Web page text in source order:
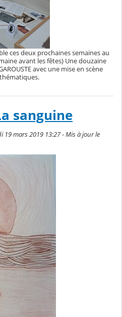
ces deux prochaines semaines au
avant les fêtes) Une douzaine
avec une mise en scène
sanguine
19 mars 2019 13:27 - Mis à jour le